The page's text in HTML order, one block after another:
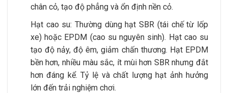
chân cỏ, tạo độ phẳng và ổn định nền cỏ.
Hạt cao su: Thường dùng hạt SBR (tái chế từ lốp
xe) hoặc EPDM (cao su nguyên sinh). Hạt cao su
tạo độ nảy, độ êm, giảm chấn thương. Hạt EPDM
bền hơn, nhiều màu sắc, ít mùi hơn SBR nhưng đắt
hơn đáng kể. Tỷ lệ và chất lượng hạt ảnh hưởng
lớn đến trải nghiệm chơi.